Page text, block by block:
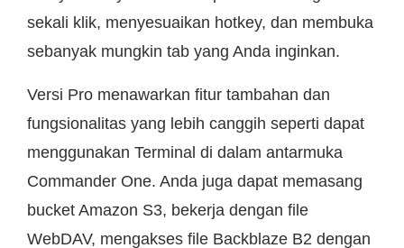
sekali klik, menyesuaikan hotkey, dan membuka
sebanyak mungkin tab yang Anda inginkan.
Versi Pro menawarkan fitur tambahan dan
fungsionalitas yang lebih canggih seperti dapat
menggunakan Terminal di dalam antarmuka
Commander One. Anda juga dapat memasang
bucket Amazon S3, bekerja dengan file
WebDAV, mengakses file Backblaze B2 dengan